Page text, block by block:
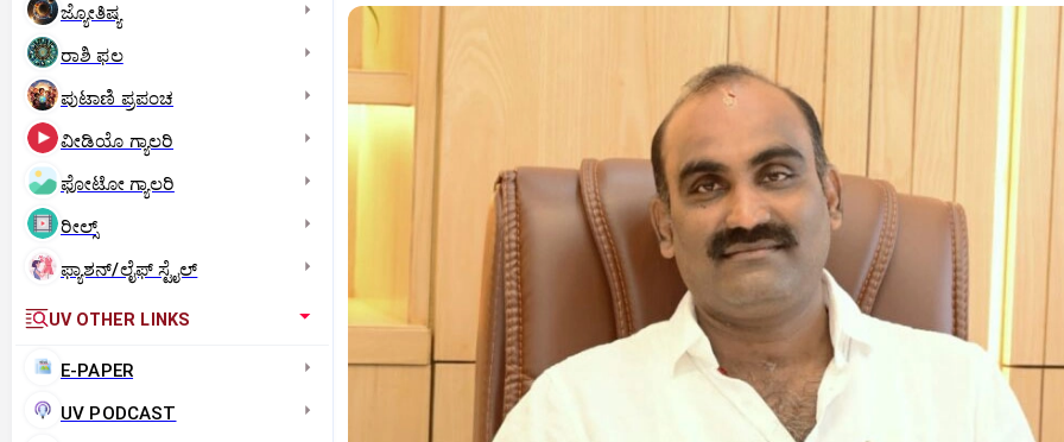
ಜ್ಯೋತಿಷ್ಯ
ರಾಶಿ ಫಲ
ಪುಟಾಣಿ ಪ್ರಪಂಚ
ವೀಡಿಯೊ ಗ್ಯಾಲರಿ
ಫೋಟೋ ಗ್ಯಾಲರಿ
ರೀಲ್ಸ್
ಫ್ಯಾಶನ್/ಲೈಫ್‌ ಸ್ಟೈಲ್
UV OTHER LINKS
E-PAPER
UV PODCAST